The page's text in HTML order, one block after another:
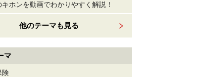
ホンを動画でわかりやすく解説！
他のテーマも見る
マ
険